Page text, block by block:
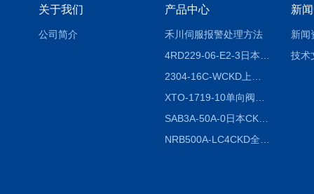
关于我们
公司简介
产品中心
禾川伺服报警处理方法
SAB3A-50A-0日本CKD全国授权代理
新
新闻
技术